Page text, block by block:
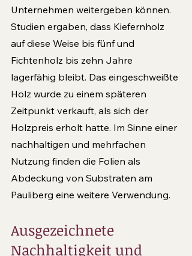
Unternehmen weitergeben können.
Studien ergaben, dass Kiefernholz
auf diese Weise bis fünf und
Fichtenholz bis zehn Jahre
lagerfähig bleibt. Das eingeschweißte
Holz wurde zu einem späteren
Zeitpunkt verkauft, als sich der
Holzpreis erholt hatte. Im Sinne einer
nachhaltigen und mehrfachen
Nutzung finden die Folien als
Abdeckung von Substraten am
Pauliberg eine weitere Verwendung.
Ausgezeichnete
Nachhaltigkeit und